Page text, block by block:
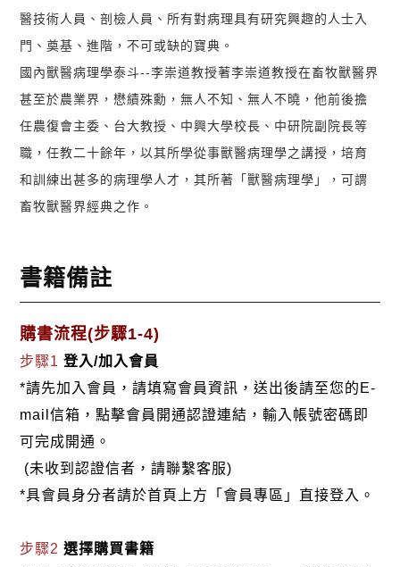
醫技術人員、剖檢人員、所有對病理具有研究興趣的人士入
門、奠基、進階，不可或缺的寶典。
國內獸醫病理學泰斗--李崇道教授著李崇道教授在畜牧獸醫界
甚至於農業界，懋績殊勳，無人不知、無人不曉，他前後擔
任農復會主委、台大教授、中興大學校長、中研院副院長等
職，任教二十餘年，以其所學從事獸醫病理學之講授，培育
和訓練出甚多的病理學人才，其所著「獸醫病理學」，可謂
畜牧獸醫界經典之作。
書籍備註
購書流程(步驟1-4)
步驟1登入/加入會員
*請先加入會員，請填寫會員資訊，送出後請至您的E-
mail信箱，點擊會員開通認證連結，輸入帳號密碼即
可完成開通。
(未收到認證信者，請聯繫客服)
*具會員身分者請於首頁上方「會員專區」直接登入。
步驟2選擇購買書籍